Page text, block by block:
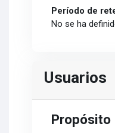
Período de
No se ha
Usuarios
Propósito